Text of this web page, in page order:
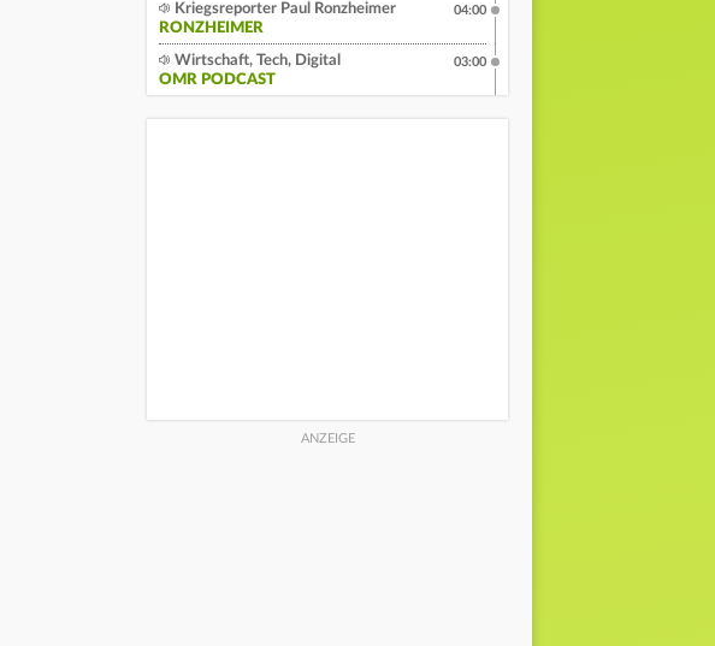
Kriegsreporter Paul Ronzheimer
RONZHEIMER
04:00
Wirtschaft, Tech, Digital
OMR PODCAST
03:00